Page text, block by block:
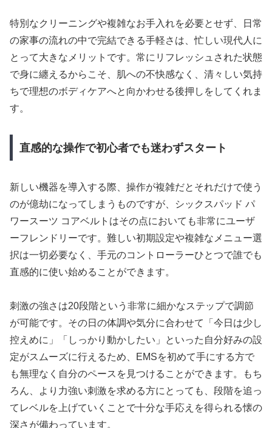
特別なクリーニングや複雑なお手入れを必要とせず、日常
の家事の流れの中で完結できる手軽さは、忙しい現代人に
とって大きなメリットです。常にリフレッシュされた状態
で身に纏えるからこそ、肌への不快感なく、清々しい気持
ちで理想のボディケアへと向かわせる後押しをしてくれま
す。
直感的な操作で初心者でも迷わずスタート
新しい機器を導入する際、操作が複雑だとそれだけで使う
のが億劫になってしまうものですが、シックスパッド パ
ワースーツ コアベルトはその点においても非常にユーザ
ーフレンドリーです。難しい初期設定や複雑なメニュー選
択は一切必要なく、手元のコントローラーひとつで誰でも
直感的に使い始めることができます。
刺激の強さは20段階という非常に細かなステップで調節
が可能です。その日の体調や気分に合わせて「今日は少し
控えめに」「しっかり動かしたい」といった自分好みの設
定がスムーズに行えるため、EMSを初めて手にする方で
も無理なく自分のペースを見つけることができます。もち
ろん、より力強い刺激を求める方にとっても、段階を追っ
てレベルを上げていくことで十分な手応えを得られる懐の
深さが備わっています。